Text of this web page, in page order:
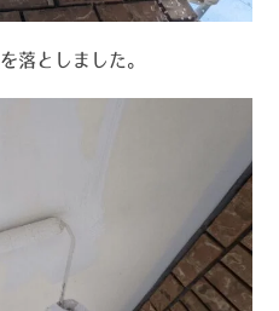
落としました。